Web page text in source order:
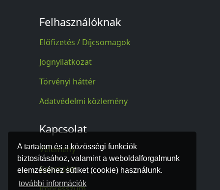
A tartalom és a közösségi funkciók
biztosításához, valamint a weboldalforgalmunk
elemzéséhez sütiket (cookie) használunk.
további információk
Felhasználóknak
Előfizetés / Díjcsomagok
Jognyilatkozat
Törvényi háttér
Adatvédelmi közlemény
Kapcsolat
Vélemény
Kapcsolat